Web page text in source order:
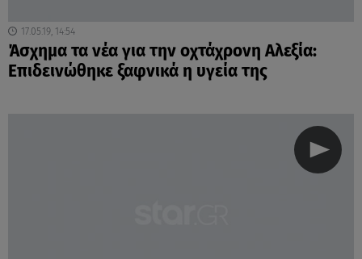
17.05.19, 14:54
Άσχημα τα νέα για την οχτάχρονη Αλεξία:
Επιδεινώθηκε ξαφνικά η υγεία της